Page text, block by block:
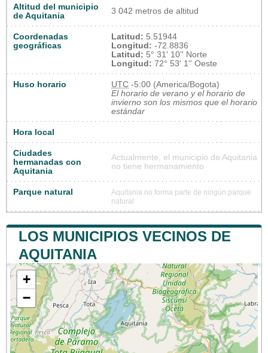
Altitud del municipio
de Aquitania
3 042 metros de altitud
Coordenadas
geográficas
Latitud: 5.51944
Longitud: -72.8836
Latitud: 5° 31' 10'' Norte
Longitud: 72° 53' 1'' Oeste
Huso horario UTC -5:00 (America/Bogota)
El horario de verano y el horario de
invierno son los mismos que el horario
estándar
Hora local
Ciudades
hermanadas con
Aquitania
Actualmente, el municipio de Aquitania
no tiene hermanamiento
Parque natural
Aquitania no forma parte de ningún parque
natural
LOS MUNICIPIOS VECINOS DE
AQUITANIA
+
−